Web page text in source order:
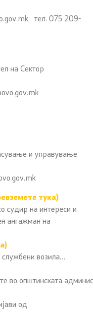
тел. 075 209-
на Сектор
и управување
тука)
судир на интереси и
ангажман на
возила…
во општинската
од